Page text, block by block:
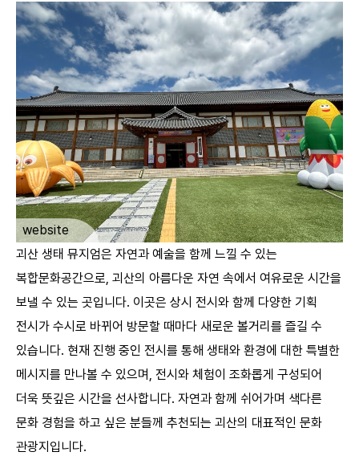
website
ㅤ
괴산 생태 뮤지엄은 자연과 예술을 함께 느낄 수 있는
복합문화공간으로, 괴산의 아름다운 자연 속에서 여유로운 시간을
보낼 수 있는 곳입니다. 이곳은 상시 전시와 함께 다양한 기획
전시가 수시로 바뀌어 방문할 때마다 새로운 볼거리를 즐길 수
있습니다. 현재 진행 중인 전시를 통해 생태와 환경에 대한 특별한
메시지를 만나볼 수 있으며, 전시와 체험이 조화롭게 구성되어
더욱 뜻깊은 시간을 선사합니다. 자연과 함께 쉬어가며 색다른
문화 경험을 하고 싶은 분들께 추천되는 괴산의 대표적인 문화
관광지입니다.